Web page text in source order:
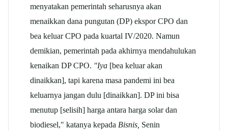
menyatakan pemerintah seharusnya akan
menaikkan dana pungutan (DP) ekspor CPO dan
bea keluar CPO pada kuartal IV/2020. Namun
demikian, pemerintah pada akhirnya mendahulukan
kenaikan DP CPO. "Iya [bea keluar akan
dinaikkan], tapi karena masa pandemi ini bea
keluarnya jangan dulu [dinaikkan]. DP ini bisa
menutup [selisih] harga antara harga solar dan
biodiesel," katanya kepada Bisnis, Senin